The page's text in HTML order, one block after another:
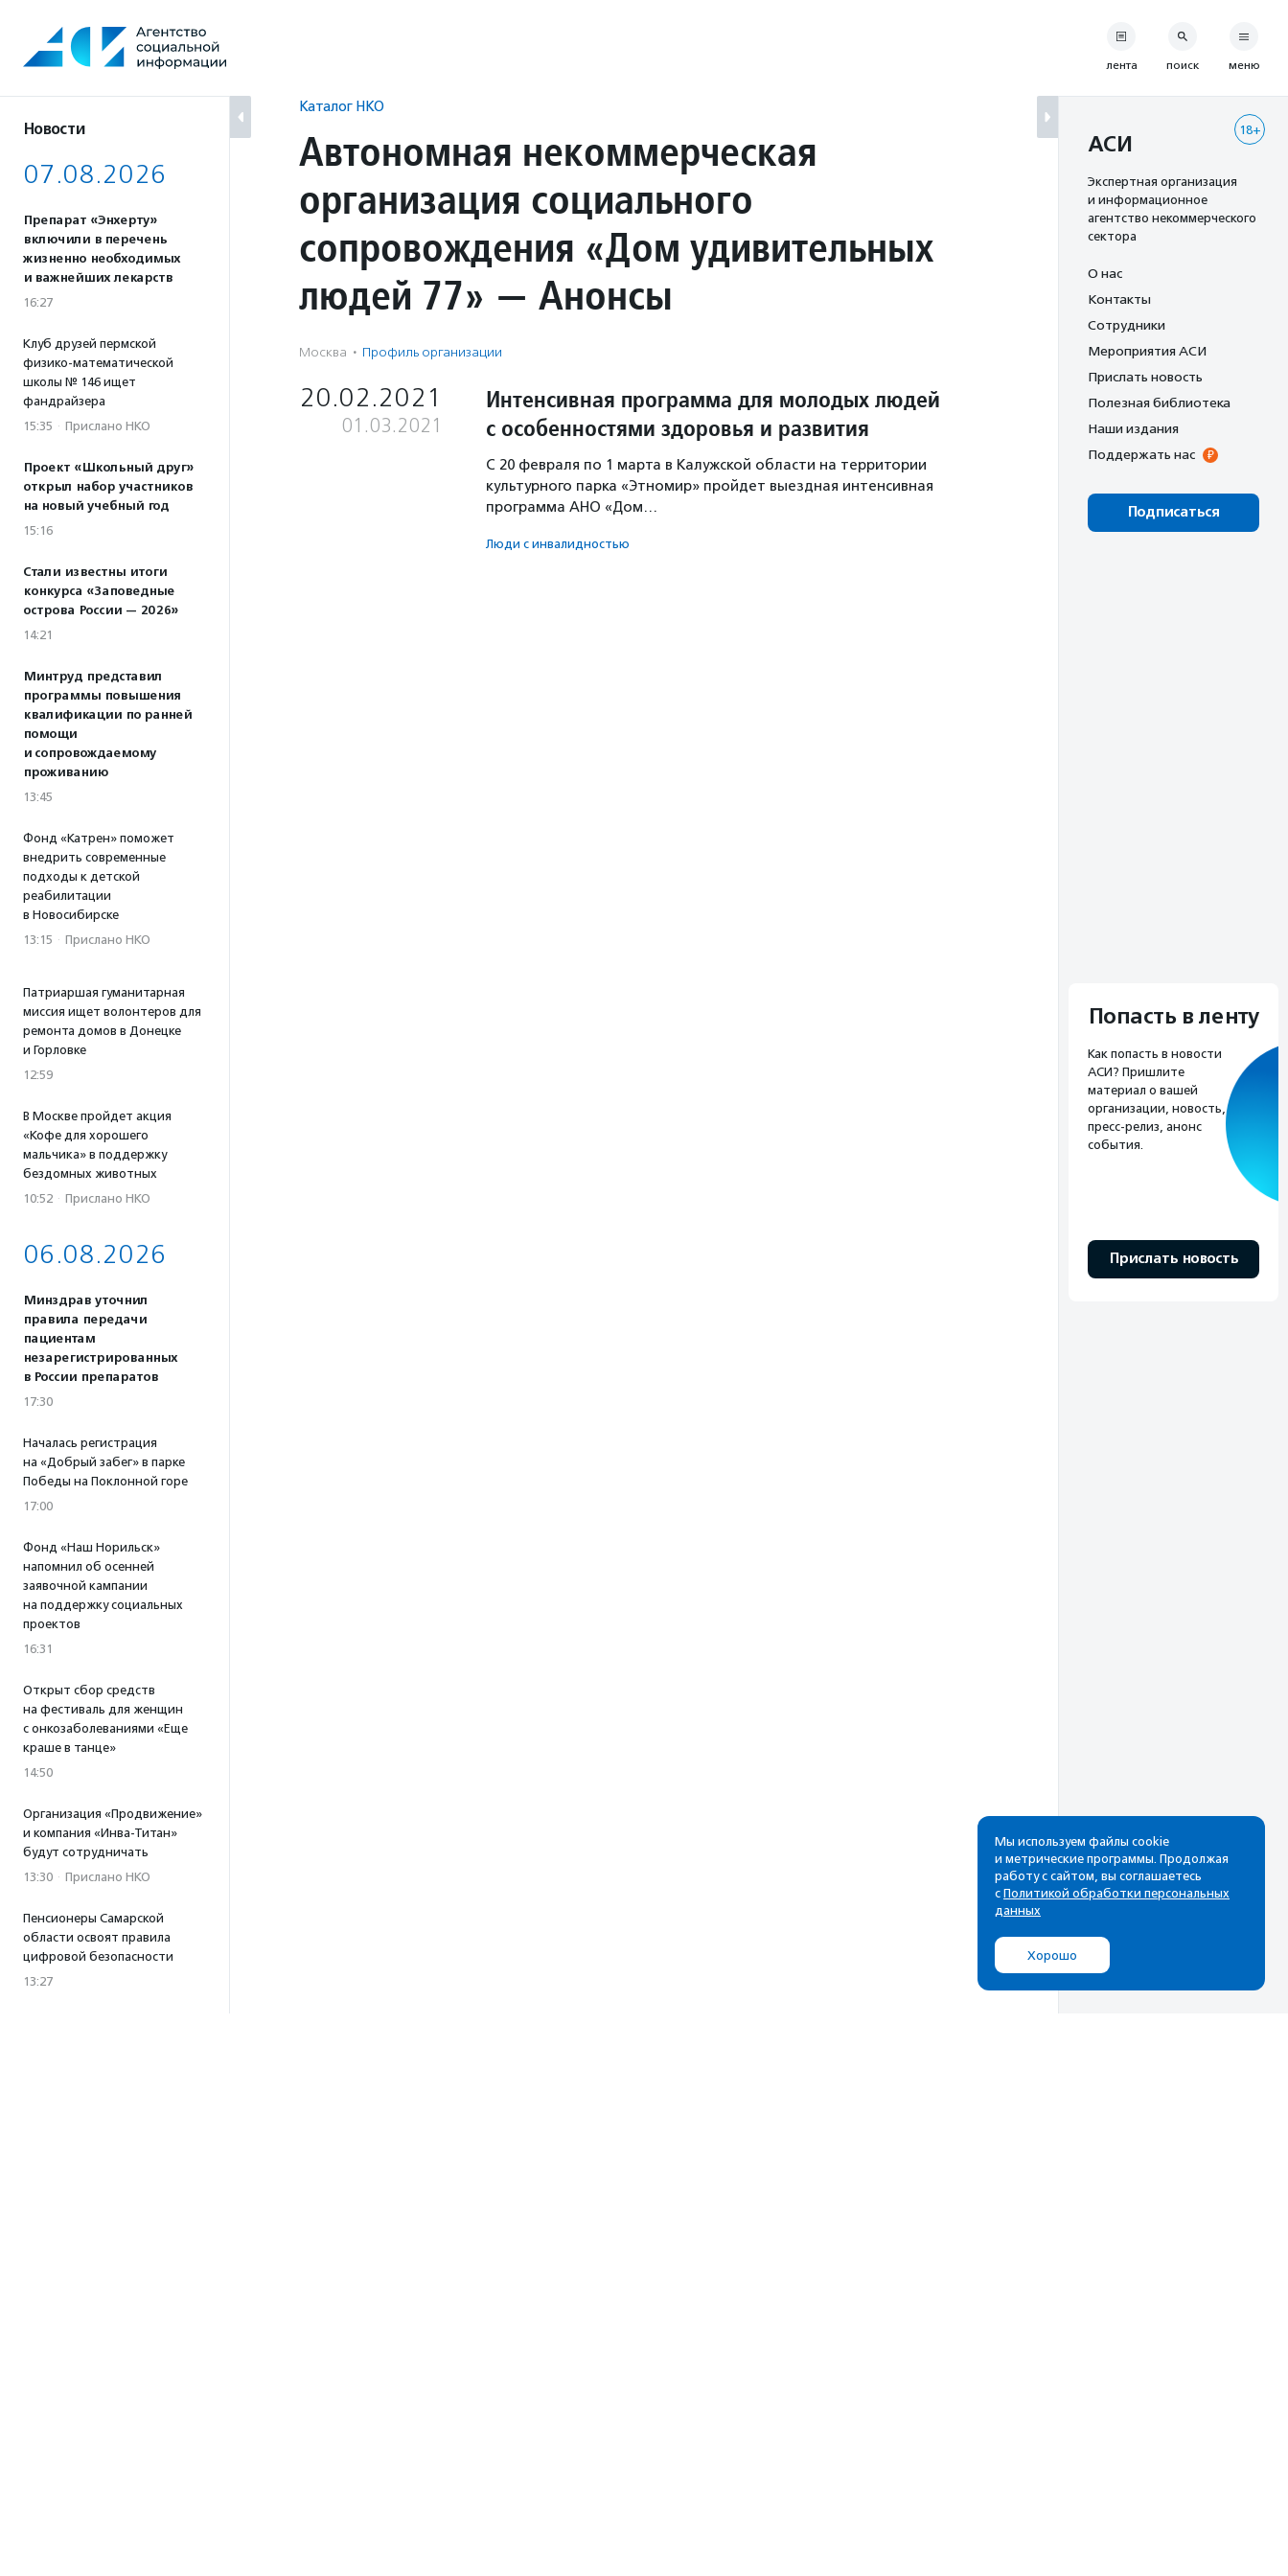
содержанию
Новости
07.08.2026
Препарат «Энхерту»
включили в перечень
жизненно необходимых
и важнейших лекарств
16:27
Клуб друзей пермской
физико-математической
школы № 146 ищет
фандрайзера
15:35 · Прислано НКО
Проект «Школьный друг»
открыл набор участников
на новый учебный год
15:16
Стали известны итоги
конкурса «Заповедные
острова России — 2026»
14:21
Минтруд представил
программы повышения
квалификации по ранней
помощи
и сопровождаемому
проживанию
13:45
Фонд «Катрен» поможет
внедрить современные
подходы к детской
реабилитации
в Новосибирске
13:15 · Прислано НКО
Патриаршая гуманитарная
миссия ищет волонтеров для
ремонта домов в Донецке
и Горловке
12:59
В Москве пройдет акция
«Кофе для хорошего
мальчика» в поддержку
бездомных животных
10:52 · Прислано НКО
06.08.2026
Минздрав уточнил
правила передачи
пациентам
незарегистрированных
в России препаратов
17:30
Началась регистрация
на «Добрый забег» в парке
Победы на Поклонной горе
17:00
Фонд «Наш Норильск»
напомнил об осенней
заявочной кампании
на поддержку социальных
проектов
16:31
Открыт сбор средств
на фестиваль для женщин
с онкозаболеваниями «Еще
краше в танце»
14:50
Организация «Продвижение»
и компания «Инва-Титан»
будут сотрудничать
13:30 · Прислано НКО
Пенсионеры Самарской
области освоят правила
цифровой безопасности
13:27
Каталог НКО
Автономная некоммерческая
организация социального
сопровождения «Дом удивительных
людей 77» — Анонсы
Москва · Профиль организации
20.02.2021
01.03.2021
Интенсивная программа для молодых людей
с особенностями здоровья и развития
С 20 февраля по 1 марта в Калужской области на территории
культурного парка «Этномир» пройдет выездная интенсивная
программа АНО «Дом…
Люди с инвалидностью
лента поиск меню
18+
АСИ
Экспертная организация
и информационное
агентство некоммерческого
сектора
О нас
Контакты
Сотрудники
Мероприятия АСИ
Прислать новость
Полезная библиотека
Наши издания
Поддержать нас
Подписаться
Попасть в ленту
Как попасть в новости
АСИ? Пришлите
материал о вашей
организации, новость,
пресс-релиз, анонс
события.
Прислать новость
Рассылка
Cамые свежие новости,
почтовом ящике
Мы используем файлы cookie
и метрические программы. Продолжая
работу с сайтом, вы соглашаетесь
с Политикой обработки персональных
данных
Хорошо